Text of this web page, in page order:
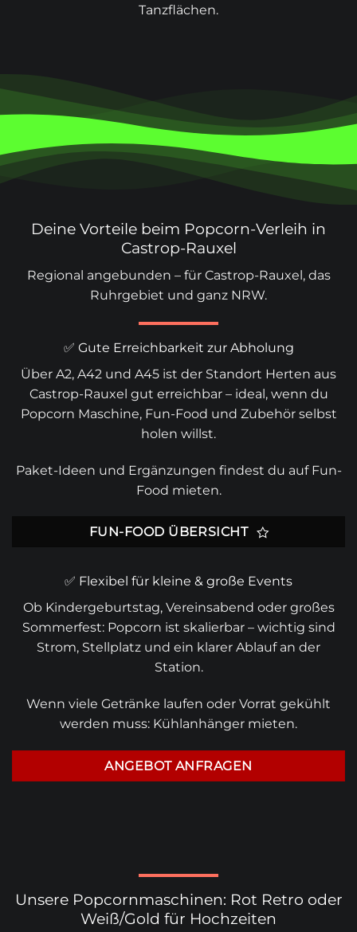
Tanzflächen.
Deine Vorteile beim Popcorn-Verleih in
Castrop-Rauxel
Regional angebunden – für Castrop-Rauxel, das
Ruhrgebiet und ganz NRW.
✅ Gute Erreichbarkeit zur Abholung
Über A2, A42 und A45 ist der Standort Herten aus
Castrop-Rauxel gut erreichbar – ideal, wenn du
Popcorn Maschine, Fun-Food und Zubehör selbst
holen willst.
Paket-Ideen und Ergänzungen findest du auf Fun-
Food mieten.
FUN-FOOD ÜBERSICHT
✅ Flexibel für kleine & große Events
Ob Kindergeburtstag, Vereinsabend oder großes
Sommerfest: Popcorn ist skalierbar – wichtig sind
Strom, Stellplatz und ein klarer Ablauf an der
Station.
Wenn viele Getränke laufen oder Vorrat gekühlt
werden muss: Kühlanhänger mieten.
ANGEBOT ANFRAGEN
Unsere Popcornmaschinen: Rot Retro oder
Weiß/Gold für Hochzeiten